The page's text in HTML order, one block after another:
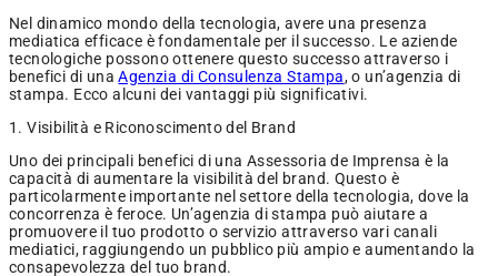
Nel dinamico mondo della tecnologia, avere una presenza
mediatica efficace è fondamentale per il successo. Le aziende
tecnologiche possono ottenere questo successo attraverso i
benefici di unaAgenzia di Consulenza Stampa, o un’agenzia di
stampa. Ecco alcuni dei vantaggi più significativi.
1. Visibilità e Riconoscimento del Brand
Uno dei principali benefici di una Assessoria de Imprensa è la
capacità di aumentare la visibilità del brand. Questo è
particolarmente importante nel settore della tecnologia, dove la
concorrenza è feroce. Un’agenzia di stampa può aiutare a
promuovere il tuo prodotto o servizio attraverso vari canali
mediatici, raggiungendo un pubblico più ampio e aumentando la
consapevolezza del tuo brand.